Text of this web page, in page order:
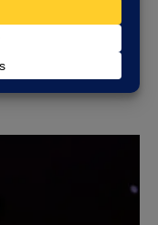
στα F-
που διατηρεί